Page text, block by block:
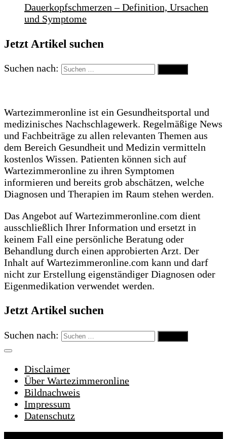
Dauerkopfschmerzen – Definition, Ursachen
und Symptome
Jetzt Artikel suchen
Suchen nach:
Wartezimmeronline ist ein Gesundheitsportal und
medizinisches Nachschlagewerk. Regelmäßige News
und Fachbeiträge zu allen relevanten Themen aus
dem Bereich Gesundheit und Medizin vermitteln
kostenlos Wissen. Patienten können sich auf
Wartezimmeronline zu ihren Symptomen
informieren und bereits grob abschätzen, welche
Diagnosen und Therapien im Raum stehen werden.
Das Angebot auf Wartezimmeronline.com dient
ausschließlich Ihrer Information und ersetzt in
keinem Fall eine persönliche Beratung oder
Behandlung durch einen approbierten Arzt. Der
Inhalt auf Wartezimmeronline.com kann und darf
nicht zur Erstellung eigenständiger Diagnosen oder
Eigenmedikation verwendet werden.
Jetzt Artikel suchen
Suchen nach:
Disclaimer
Über Wartezimmeronline
Bildnachweis
Impressum
Datenschutz